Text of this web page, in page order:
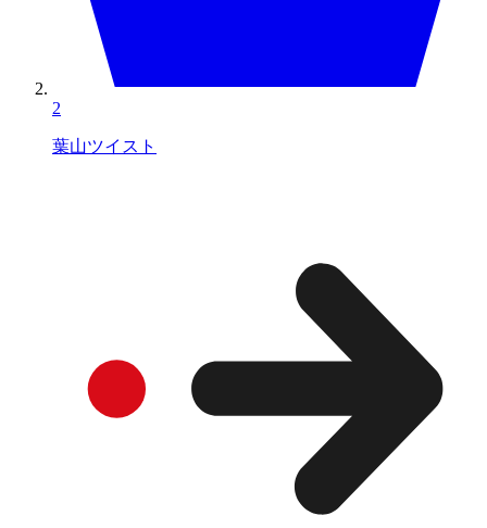
2
葉山ツイスト